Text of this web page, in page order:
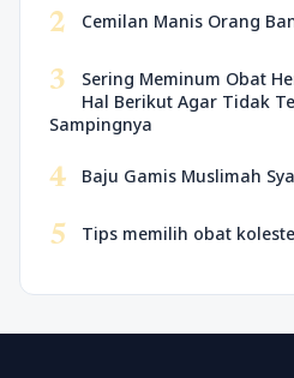
2 Cemilan Manis Orang
3
Sering Meminum Obat
Hal Berikut Agar Tidak
Sampingnya
4 Baju Gamis Muslimah
5 Tips memilih obat